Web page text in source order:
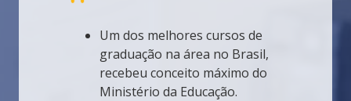
Um dos melhores cursos de
graduação na área no Brasil,
recebeu conceito máximo do
Ministério da Educação.